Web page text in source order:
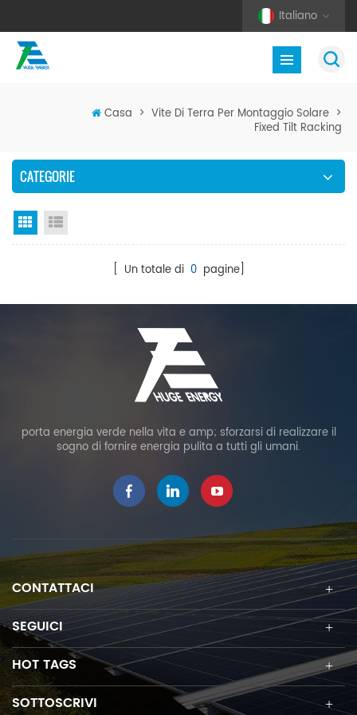
Italiano
Casa > Vite Di Terra Per Montaggio Solare >
Fixed Tilt Racking
CATEGORIE
Vista a griglia
[ Un totale di 0pagine]
porta energia verde nella vita e amp; sforzarsi di realizzare il
sogno di fornire energia pulita a tutti gli umani.
CONTATTACI
SEGUICI
HOT TAGS
SOTTOSCRIVI